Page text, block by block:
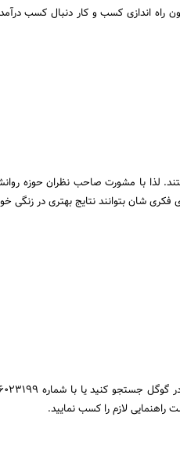
راه اندازی کسب و کار دنبال کسب
لذا با مشورت صاحب نظران حوزه
فکری شان بتوانند نتایج بهتری در زنگی
لازم را کسب نمایید.